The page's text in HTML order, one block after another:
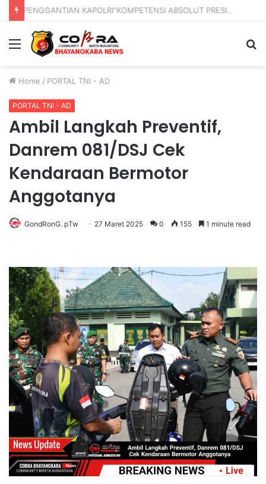
Menu
Home / PORTAL TNI - AD
PORTAL TNI - AD
Ambil Langkah Preventif,
Danrem 081/DSJ Cek
Kendaraan Bermotor
Anggotanya
GondRonG. pTw 27 Maret 2025 0 155 1 minute read